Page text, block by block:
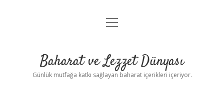
Anasayfa
Yasal Uyarı
menüyü
Baharat ve Lezzet Dünyası
Günlük mutfağa katkı sağlayan baharat içerikleri içeriyor.